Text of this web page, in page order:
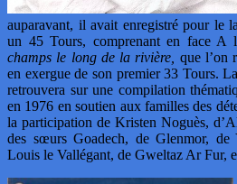
auparavant, il avait enregistré pour le
un 45 Tours, comprenant en face A
champs le long de la rivière, que l’on
en exergue de son premier 33 Tours.
retrouvera sur une compilation
en 1976 en soutien aux familles des
la participation de Kristen Noguès,
des sœurs Goadech, de Glenmor, de
Louis le Vallégant, de Gweltaz Ar Fur,